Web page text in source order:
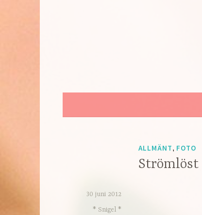
ALLMÄNT, FOTO
Strömlöst
30 juni 2012
* Snigel *